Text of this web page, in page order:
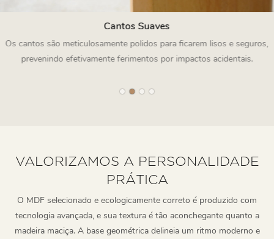
Cantos Suaves
Os cantos são meticulosamente polidos para ficarem lisos e seguros,
prevenindo efetivamente ferimentos por impactos acidentais.
VALORIZAMOS A PERSONALIDADE
PRÁTICA
O MDF selecionado e ecologicamente correto é produzido com
tecnologia avançada, e sua textura é tão aconchegante quanto a
madeira maciça. A base geométrica delineia um ritmo moderno e